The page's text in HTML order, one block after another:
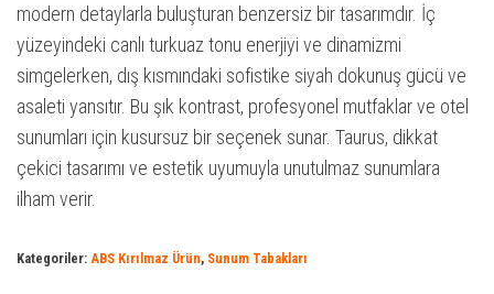
modern detaylarla buluşturan benzersiz bir tasarımdır. İç
yüzeyindeki canlı turkuaz tonu enerjiyi ve dinamizmi
simgelerken, dış kısmındaki sofistike siyah dokunuş gücü ve
asaleti yansıtır. Bu şık kontrast, profesyonel mutfaklar ve otel
sunumları için kusursuz bir seçenek sunar. Taurus, dikkat
çekici tasarımı ve estetik uyumuyla unutulmaz sunumlara
ilham verir.
Kategoriler: ABS Kırılmaz Ürün, Sunum Tabakları